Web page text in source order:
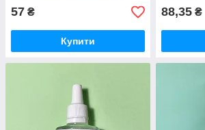
57 ₴
Купити
88,35 ₴